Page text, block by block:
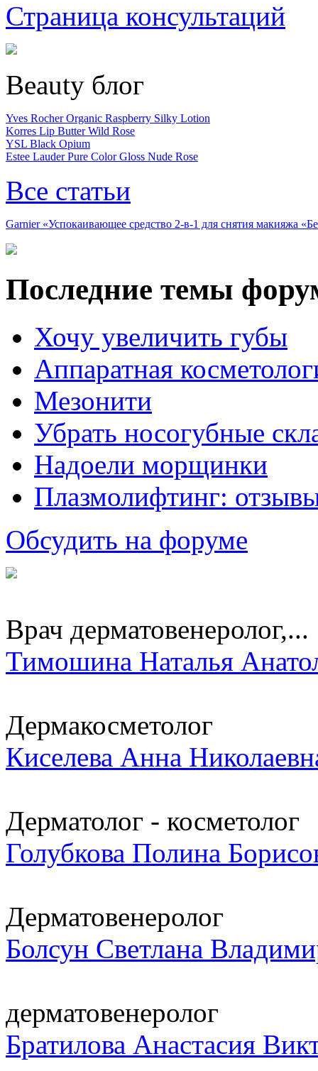
Страница консультаций
Beauty блог
Yves Rocher Organic Raspberry Silky Lotion
Korres Lip Butter Wild Rose
YSL Black Opium
Estee Lauder Pure Color Gloss Nude Rose
Все статьи
Garnier «Успокаивающее средство 2-в-1 для снятия макияжа
Последние темы
Хочу увеличить губы
Аппаратная
Мезонити
Убрать носогубные
Надоели морщинки
Плазмолифтинг:
Обсудить на форуме
Врач дерматовенеролог,...
Тимошина Наталья
Дермакосметолог
Киселева Анна
Дерматолог - косметолог
Голубкова Полина
Дерматовенеролог
Болсун Светлана
дерматовенеролог
Братилова Анастасия